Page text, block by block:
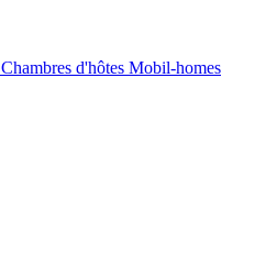
Chambres d'hôtes Mobil-homes